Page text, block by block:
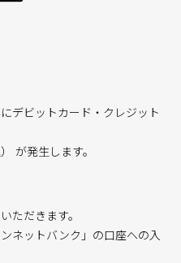
デビットカード・クレジット
が発生します。
ただきます。
ネットバンク」の口座への入